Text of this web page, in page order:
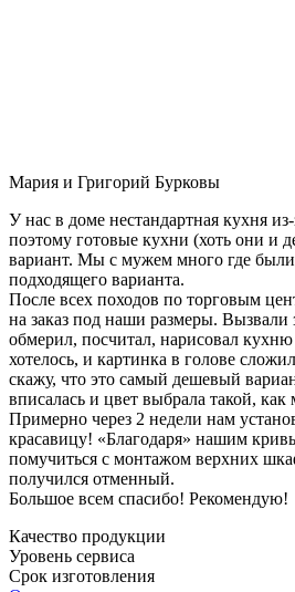
Мария и Григорий Бурковы
У нас в доме нестандартная кухня
поэтому готовые кухни (хоть они и
вариант. Мы с мужем много где
подходящего варианта.
После всех походов по торговым
на заказ под наши размеры. Вызвали
обмерил, посчитал, нарисовал
хотелось, и картинка в голове
скажу, что это самый дешевый
вписалась и цвет выбрала такой, как
Примерно через 2 недели нам
красавицу! «Благодаря» нашим
помучиться с монтажом верхних
получился отменный.
Большое всем спасибо! Рекомендую!
Качество продукции
Уровень сервиса
Срок изготовления